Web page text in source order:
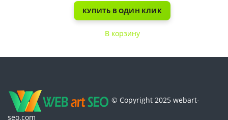
КУПИТЬ В ОДИН КЛИК
В корзину
© Copyright 2025 webart-
seo.com